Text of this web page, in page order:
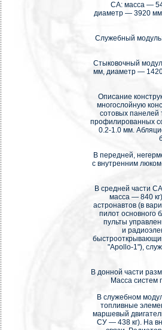
СА: масса —
диаметр — 3920
Служебный
Стыковочный
мм, диаметр —
Описание
многослойную
сотовых панелей
профилированных
0.2-1.0 мм.
В передней,
с внутренним
В средней части
масса — 840
астронавтов (в
пилот основного
пульты
и
"Apollo-1"),
В донной части
Масса систем
В служебном
топливные
маршевый
СУ — 438 кг). На